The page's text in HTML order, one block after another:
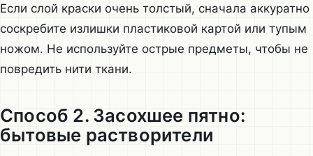
Если слой краски очень толстый, сначала аккуратно
соскребите излишки пластиковой картой или тупым
ножом. Не используйте острые предметы, чтобы не
повредить нити ткани.
Способ 2. Засохшее пятно:
бытовые растворители